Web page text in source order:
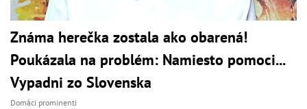
Známa herečka zostala ako obarená!
Poukázala na problém: Namiesto pomoci...
Vypadni zo Slovenska
Domáci prominenti